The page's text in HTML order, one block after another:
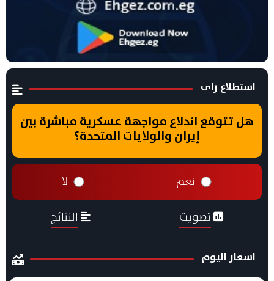
استطلاع راى
هل تتوقع اندلاع مواجهة عسكرية مباشرة بين
إيران والولايات المتحدة؟
نعم لا
تصويت النتائج
اسعار اليوم